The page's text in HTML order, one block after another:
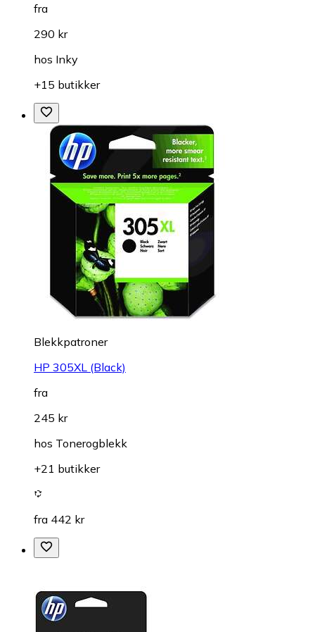
fra
290 kr
hos Inky
+15 butikker
Blekkpatroner
HP 305XL (Black)
fra
245 kr
hos Tonerogblekk
+21 butikker
fra 442 kr